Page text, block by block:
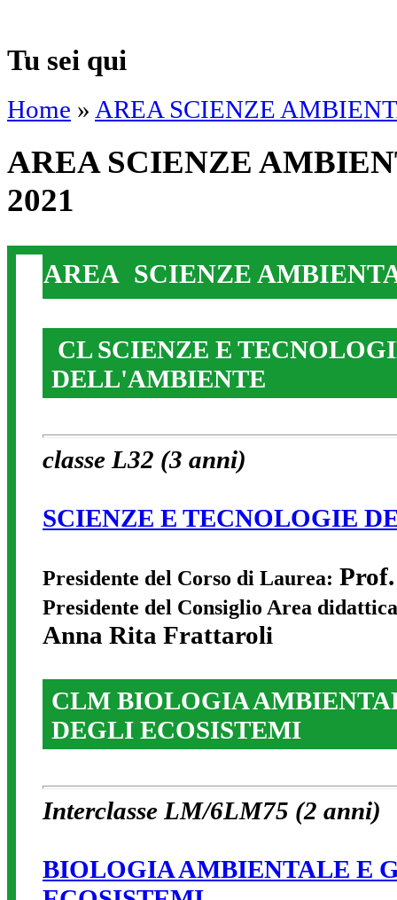
Tu sei qui
Home » AREA SCIENZE
AREA SCIENZE
2021
AREA SCIENZE
CL SCIENZE E
DELL'AMBIENTE
classe L32 (3 anni)
SCIENZE E TECNOLOGIE
Presidente del Corso di Laurea:
Presidente del Consiglio Area
Anna Rita Frattaroli
CLM BIOLOGIA
DEGLI ECOSISTEMI
Interclasse LM/6LM75 (2 anni)
BIOLOGIA AMBIENTALE E